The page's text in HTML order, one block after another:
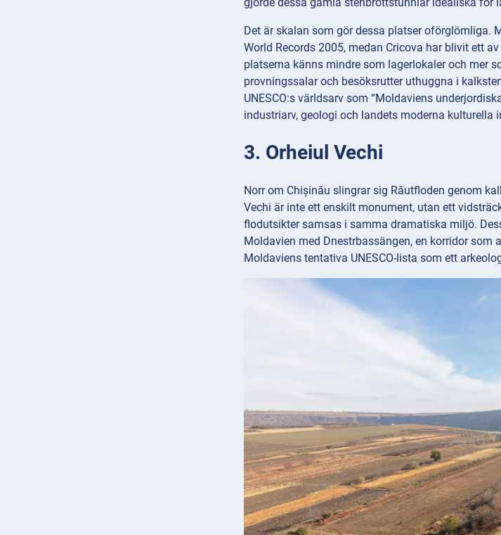
Det är skalan som gör dessa platser oförglömliga.
World Records 2005, medan Cricova har blivit ett
platserna känns mindre som lagerlokaler och mer
provningssalar och besöksrutter uthuggna i
UNESCO:s världsarv som “Moldaviens
industriarv, geologi och landets moderna kulturella
3. Orheiul Vechi
Norr om Chișinău slingrar sig Răutfloden genom
Vechi är inte ett enskilt monument, utan ett
flodutsikter samsas i samma dramatiska miljö.
Moldavien med Dnestrbassängen, en korridor
Moldaviens tentativa UNESCO-lista som ett